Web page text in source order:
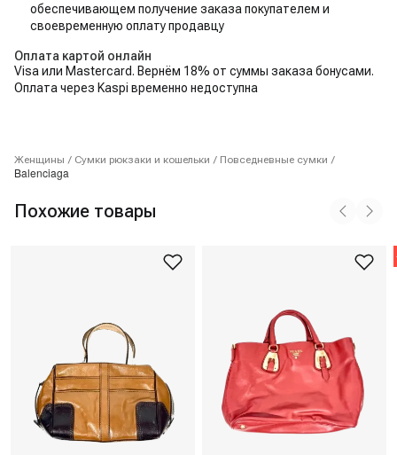
обеспечивающем получение заказа покупателем и
своевременную оплату продавцу
Оплата картой онлайн
Visa или Mastercard. Вернём 18% от суммы заказа бонусами.
Оплата через Kaspi временно недоступна
Женщины / Сумки рюкзаки и кошельки / Повседневные сумки /
Balenciaga
Похожие товары